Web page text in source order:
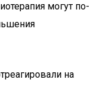
могут по-
на